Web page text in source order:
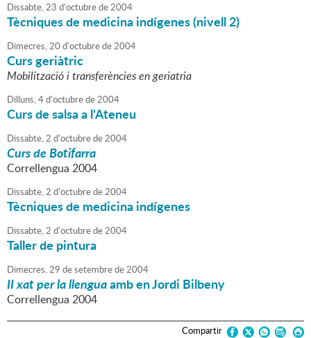
Dissabte,23 d'octubrede2004
Tècniques de medicina indígenes (nivell 2)
Dimecres,20 d'octubrede2004
Curs geriàtric
Mobilització i transferències en geriatria
Dilluns,4d'octubrede2004
Curs de salsa a l'Ateneu
Dissabte,2 d'octubrede2004
Curs de Botifarra
Correllengua 2004
Dissabte,2 d'octubrede2004
Tècniques de medicina indígenes
Dissabte,2 d'octubrede2004
Taller de pintura
Dimecres,29 desetembrede2004
II xat per la llenguaamb en Jordi Bilbeny
Correllengua 2004
Compartir